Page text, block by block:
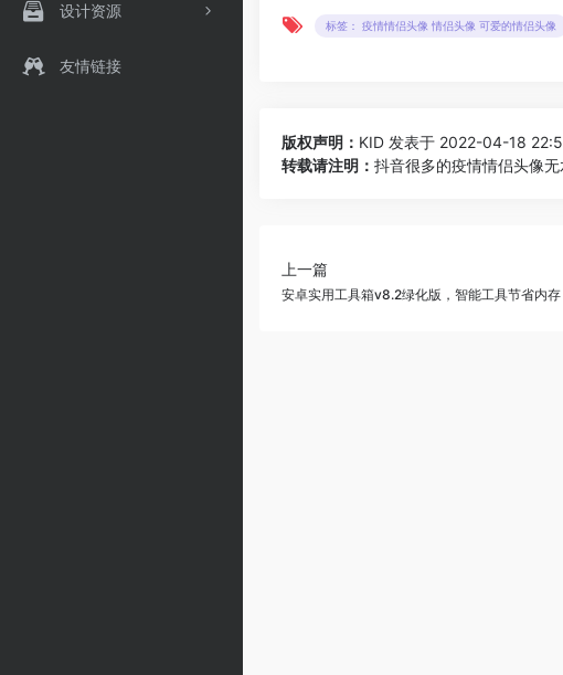
设计资源
友情链接
标签： 疫情情侣头像 情侣头像 可爱的情侣头像
版权声明： KID 发表于 2022-04-18
转载请注明： 抖音很多的疫情情侣头像
上一篇
安卓实用工具箱v8.2绿化版，智能工具节省内存